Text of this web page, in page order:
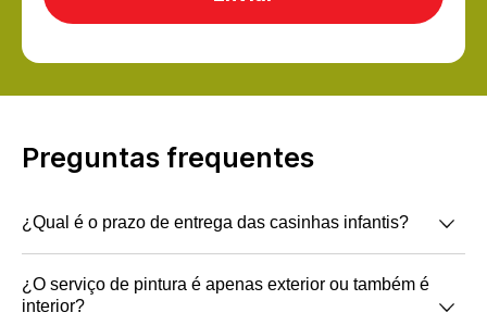
Preguntas frequentes
¿Qual é o prazo de entrega das casinhas infantis?
O prazo de entrega é de 10 dias úteis a partir da
confirmação do pedido e pagamento.
¿O serviço de pintura é apenas exterior ou também é
interior?